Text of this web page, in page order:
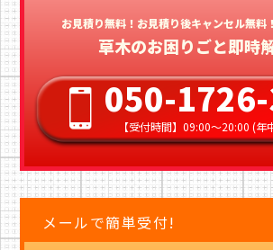
お見積り無料！お見積り後キャンセル無料
草木のお困りごと即時
050-
【受付時間】09:00〜20:00 (年
メールで簡単受付!